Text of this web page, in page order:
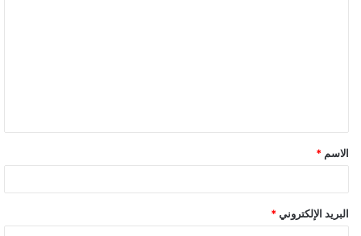
ق
*
الاسم *
البريد الإلكتروني *